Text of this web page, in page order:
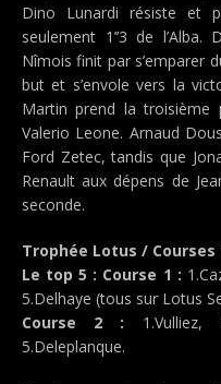
Dino Lunardi résiste et
seulement 1’’3 de
Nîmois finit par s’emparer
but et s’envole vers la
Martin prend la troisième
Valerio Leone. Arnaud
Ford Zetec, tandis que
Renault aux dépens de
seconde.
Trophée Lotus / Courses
Le top 5 : Course 1 :
5.Delhaye (tous sur Lotus
Course 2 : 1.Vulliez,
5.Deleplanque.